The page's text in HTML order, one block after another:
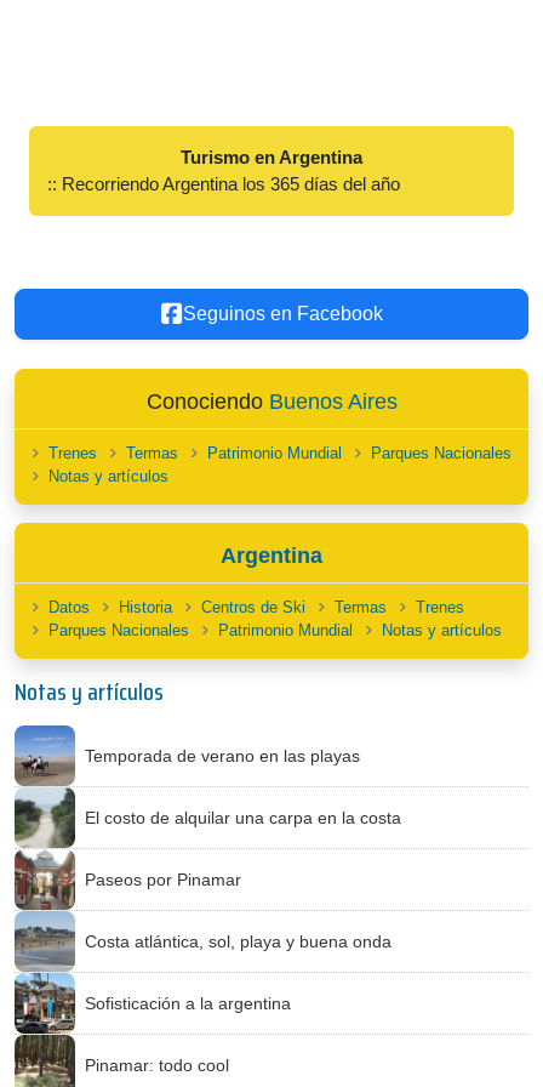
Turismo en Argentina
:: Recorriendo Argentina los 365 días del año
Seguinos en Facebook
Conociendo Buenos Aires
Trenes Termas Patrimonio Mundial
Parques Nacionales
Notas y artículos
Argentina
Datos Historia Centros de Ski Termas
Trenes
Parques Nacionales
Patrimonio Mundial Notas y artículos
Notas y artículos
Temporada de verano en las playas
El costo de alquilar una carpa en la costa
Paseos por Pinamar
Costa atlántica, sol, playa y buena onda
Sofisticación a la argentina
Pinamar: todo cool